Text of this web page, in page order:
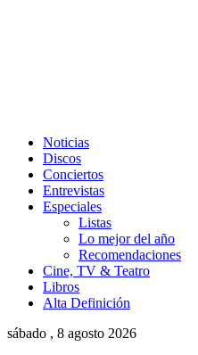
Noticias
Discos
Conciertos
Entrevistas
Especiales
Listas
Lo mejor del año
Recomendaciones
Cine, TV & Teatro
Libros
Alta Definición
sábado , 8 agosto 2026